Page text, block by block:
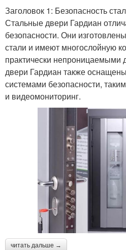
Заголовок 1: Безопасность
Стальные двери Гардиан
безопасности. Они
стали и имеют многослойную
практически непроницаемыми
двери Гардиан также
системами безопасности,
и видеомониторинг.
читать дальше →